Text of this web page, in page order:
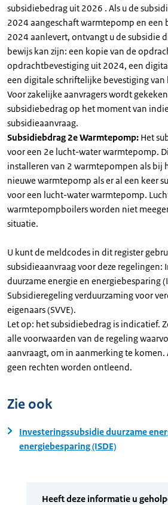
subsidiebedrag uit 2026 . Als u de
2024 aangeschaft warmtepomp en een
2024 aanlevert, ontvangt u de subsidie
bewijs kan zijn: een kopie van de
opdrachtbevestiging uit 2024, een
een digitale schriftelijke bevestiging
Voor zakelijke aanvragers wordt
subsidiebedrag op het moment van
subsidieaanvraag.
Subsidiebdrag 2e Warmtepomp: Het
voor een 2e lucht-water warmtepomp.
installeren van 2 warmtepompen als bij
nieuwe warmtepomp als er al een keer
voor een lucht-water warmtepomp.
warmtepompboilers worden niet
situatie.
U kunt de meldcodes in dit register
subsidieaanvraag voor deze regelingen:
duurzame energie en energiebesparing
Subsidieregeling verduurzaming voor
eigenaars (SVVE).
Let op: het subsidiebedrag is indicatief.
alle voorwaarden van de regeling
aanvraagt, om in aanmerking te komen.
geen rechten worden ontleend.
Zie ook
Investeringssubsidie duurzame
energiebesparing (ISDE)